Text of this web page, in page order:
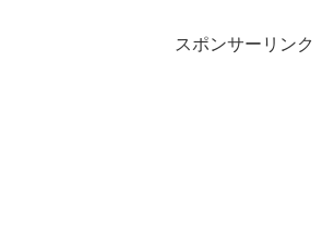
スポンサーリンク